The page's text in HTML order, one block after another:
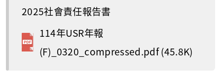
2025社會責任報告書
114年USR年報
(F)_0320_compressed.pdf(45.8K)